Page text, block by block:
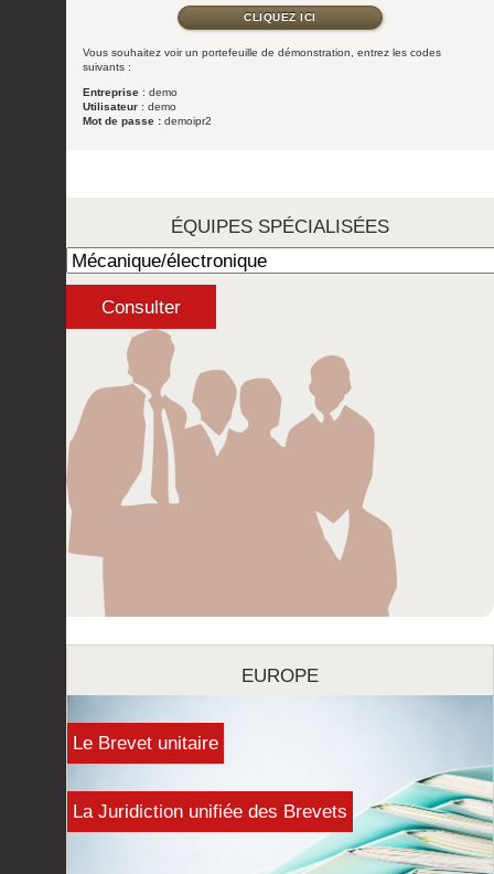
CLIQUEZ ICI
Vous souhaitez voir un portefeuille de démonstration, entrez les codes
suivants :
Entreprise : demo
Utilisateur : demo
Mot de passe : demoipr2
ÉQUIPES SPÉCIALISÉES
EUROPE
Le Brevet unitaire
La Juridiction unifiée des Brevets